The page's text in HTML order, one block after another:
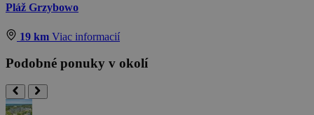
Pláž Grzybowo
19 km Viac informacií
Podobné ponuky v okolí